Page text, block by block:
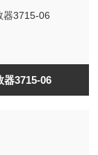
器3715-06